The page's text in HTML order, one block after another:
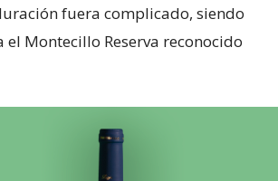
fuera complicado, siendo
Montecillo Reserva reconocido